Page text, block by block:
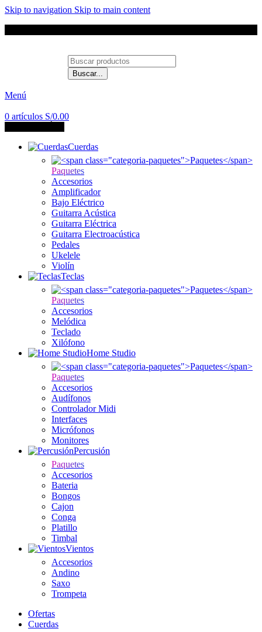
Skip to navigation Skip to main content
Buscar...
Menú
0 artículos S/0.00
Cuerdas
Paquetes
Accesorios
Amplificador
Bajo Eléctrico
Guitarra Acústica
Guitarra Eléctrica
Guitarra Electroacústica
Pedales
Ukelele
Violín
Teclas
Paquetes
Accesorios
Melódica
Teclado
Xilófono
Home Studio
Paquetes
Accesorios
Audífonos
Controlador Midi
Interfaces
Micrófonos
Monitores
Percusión
Paquetes
Accesorios
Bateria
Bongos
Cajon
Conga
Platillo
Timbal
Vientos
Accesorios
Andino
Saxo
Trompeta
Ofertas
Cuerdas